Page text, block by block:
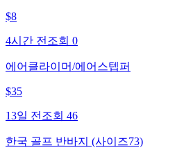
$8
4시간 전 조회 0
에어클라이머/에어스텝퍼
$35
13일 전 조회 46
한국 골프 반바지 (사이즈73)